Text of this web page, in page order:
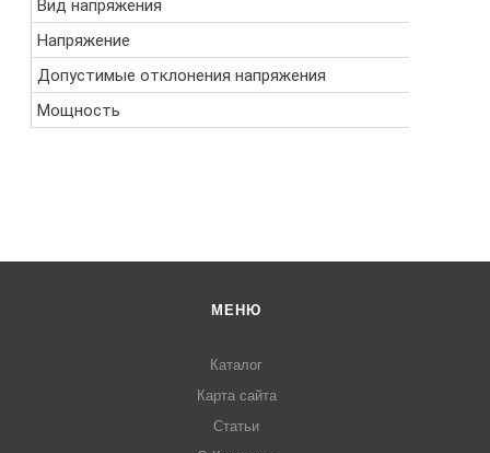
Вид напряжения
Напряжение
Допустимые отклонения напряжения
Мощность
МЕНЮ
Каталог
Карта сайта
Статьи